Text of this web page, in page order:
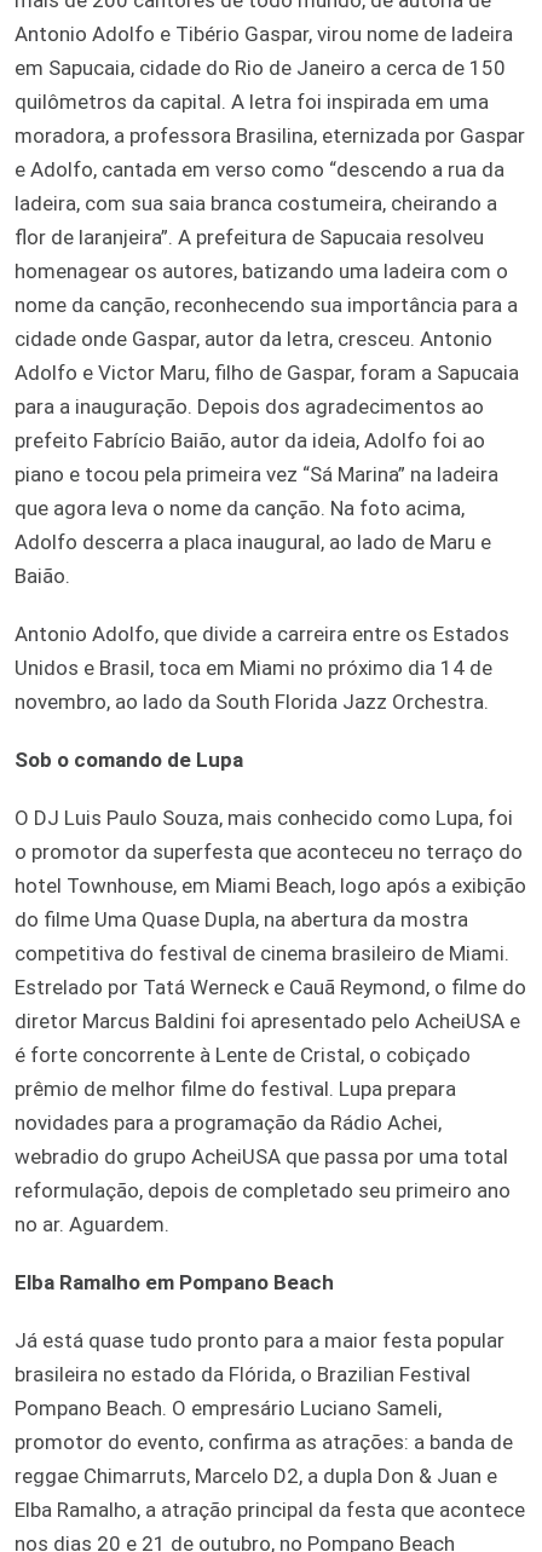
Antonio Adolfo e Tibério Gaspar, virou nome de ladeira
em Sapucaia, cidade do Rio de Janeiro a cerca de 150
quilômetros da capital. A letra foi inspirada em uma
moradora, a professora Brasilina, eternizada por Gaspar
e Adolfo, cantada em verso como “descendo a rua da
ladeira, com sua saia branca costumeira, cheirando a
flor de laranjeira”. A prefeitura de Sapucaia resolveu
homenagear os autores, batizando uma ladeira com o
nome da canção, reconhecendo sua importância para a
cidade onde Gaspar, autor da letra, cresceu. Antonio
Adolfo e Victor Maru, filho de Gaspar, foram a Sapucaia
para a inauguração. Depois dos agradecimentos ao
prefeito Fabrício Baião, autor da ideia, Adolfo foi ao
piano e tocou pela primeira vez “Sá Marina” na ladeira
que agora leva o nome da canção. Na foto acima,
Adolfo descerra a placa inaugural, ao lado de Maru e
Baião.
Antonio Adolfo, que divide a carreira entre os Estados
Unidos e Brasil, toca em Miami no próximo dia 14 de
novembro, ao lado da South Florida Jazz Orchestra.
Sob o comando de Lupa
O DJ Luis Paulo Souza, mais conhecido como Lupa, foi
o promotor da superfesta que aconteceu no terraço do
hotel Townhouse, em Miami Beach, logo após a exibição
do filme Uma Quase Dupla, na abertura da mostra
competitiva do festival de cinema brasileiro de Miami.
Estrelado por Tatá Werneck e Cauã Reymond, o filme do
diretor Marcus Baldini foi apresentado pelo AcheiUSA e
é forte concorrente à Lente de Cristal, o cobiçado
prêmio de melhor filme do festival. Lupa prepara
novidades para a programação da Rádio Achei,
webradio do grupo AcheiUSA que passa por uma total
reformulação, depois de completado seu primeiro ano
no ar. Aguardem.
Elba Ramalho em Pompano Beach
Já está quase tudo pronto para a maior festa popular
brasileira no estado da Flórida, o Brazilian Festival
Pompano Beach. O empresário Luciano Sameli,
promotor do evento, confirma as atrações: a banda de
reggae Chimarruts, Marcelo D2, a dupla Don & Juan e
Elba Ramalho, a atração principal da festa que acontece
nos dias 20 e 21 de outubro, no Pompano Beach